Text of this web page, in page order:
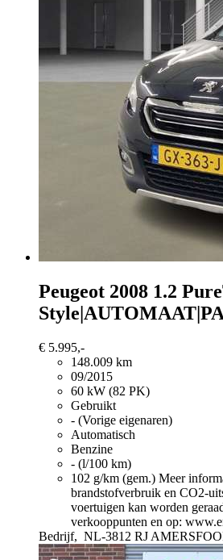
Peugeot 2008 1.2
€ 5.995,-
148.009 km
09/2015
60 kW (82 PK)
Gebruikt
- (Vorige eigenaren)
Automatisch
Benzine
- (l/100 km)
102 g/km (gem.) Meer
brandstofverbruik en CO2-
voertuigen kan worden
verkooppunten en op:
Bedrijf, NL-3812 RJ